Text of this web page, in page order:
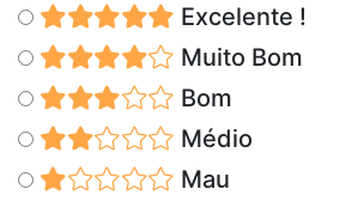
Excelente !
Muito Bom
Bom
Médio
Mau